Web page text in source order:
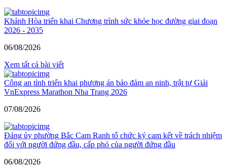
Khánh Hòa triển khai Chương trình sức khỏe học đường giai đoạn
2026 - 2035
06/08/2026
Xem tất cả bài viết
Công an tỉnh triển khai phương án bảo đảm an ninh, trật tự Giải
VnExpress Marathon Nha Trang 2026
07/08/2026
Đảng ủy phường Bắc Cam Ranh tổ chức ký cam kết về trách nhiệm
đối với người đứng đầu, cấp phó của người đứng đầu
06/08/2026